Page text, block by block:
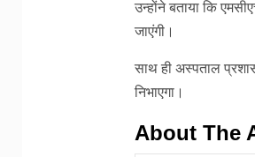
उन्होंने बताया कि
जाएंगी।
साथ ही अस्पताल
निभाएगा।
About The